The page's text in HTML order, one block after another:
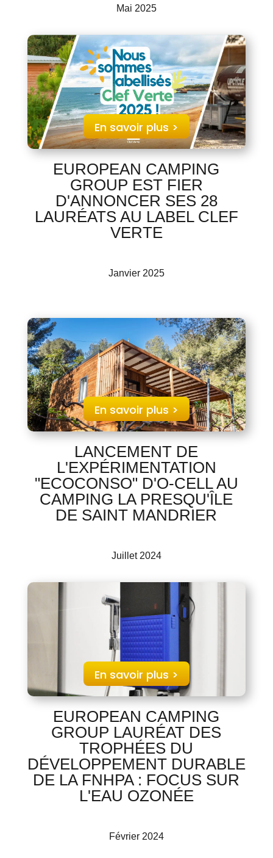
Mai 2025
En savoir plus >
EUROPEAN CAMPING
GROUP EST FIER
D'ANNONCER SES 28
LAURÉATS AU LABEL CLEF
VERTE
Janvier 2025
En savoir plus >
LANCEMENT DE
L'EXPÉRIMENTATION
"ECOCONSO" D'O-CELL AU
CAMPING LA PRESQU'ÎLE
DE SAINT MANDRIER
Juillet 2024
En savoir plus >
EUROPEAN CAMPING
GROUP LAURÉAT DES
TROPHÉES DU
DÉVELOPPEMENT DURABLE
DE LA FNHPA : FOCUS SUR
L'EAU OZONÉE
Février 2024